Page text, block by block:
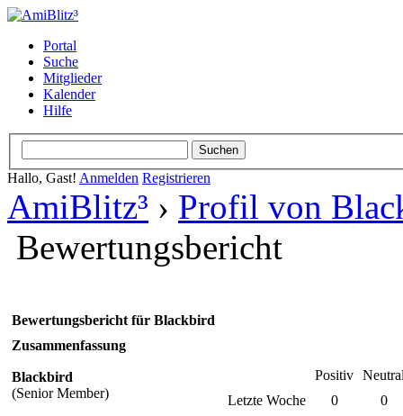
Portal
Suche
Mitglieder
Kalender
Hilfe
Hallo, Gast! Anmelden Registrieren
AmiBlitz³ › Profil von
Bewertungsbericht
Bewertungsbericht für Blackbird
Zusammenfassung
Blackbird
(Senior Member)
Positiv
Letzte Woche
0
0